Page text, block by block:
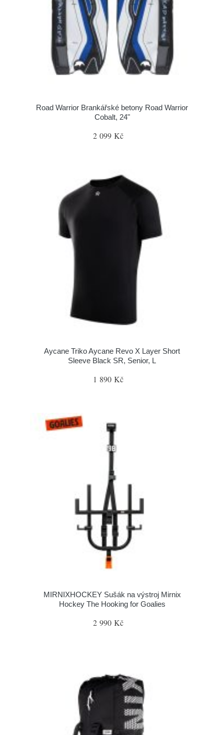
Road Warrior Brankářské betony Road Warrior
Cobalt, 24"
2 099 Kč
Aycane Triko Aycane Revo X Layer Short
Sleeve Black SR, Senior, L
1 890 Kč
MIRNIXHOCKEY Sušák na výstroj Mirnix
Hockey The Hooking for Goalies
2 990 Kč